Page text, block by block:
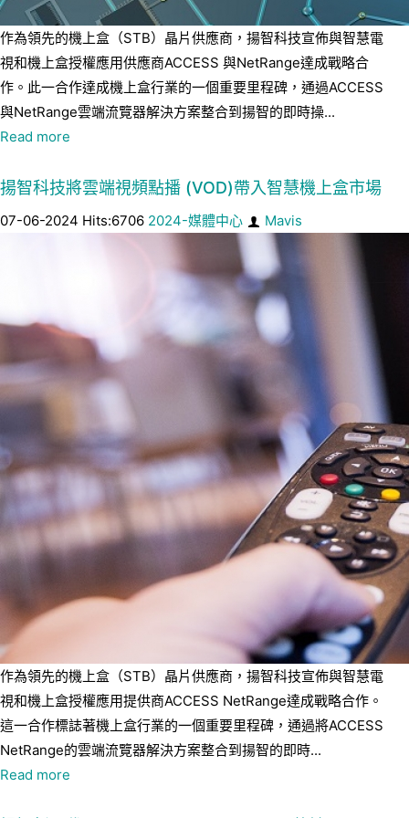
作為領先的機上盒（STB）晶片供應商，揚智科技宣佈與智慧電
視和機上盒授權應用供應商ACCESS 與NetRange達成戰略合
作。此一合作達成機上盒行業的一個重要里程碑，通過ACCESS
與NetRange雲端流覽器解決方案整合到揚智的即時操...
Read more
揚智科技將雲端視頻點播 (VOD)帶入智慧機上盒市場
07-06-2024 Hits:6706 2024-媒體中心 Mavis
作為領先的機上盒（STB）晶片供應商，揚智科技宣佈與智慧電
視和機上盒授權應用提供商ACCESS NetRange達成戰略合作。
這一合作標誌著機上盒行業的一個重要里程碑，通過將ACCESS
NetRange的雲端流覽器解決方案整合到揚智的即時...
Read more